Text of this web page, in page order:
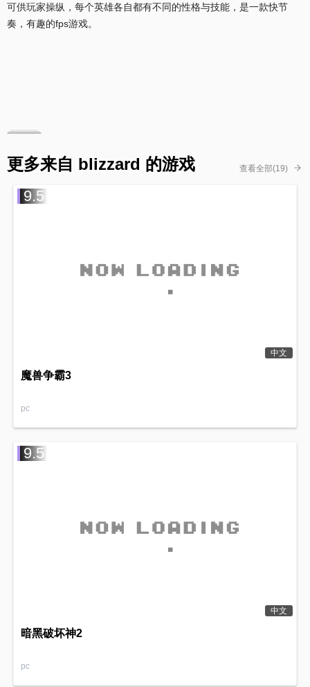
可供玩家操纵，每个英雄各自都有不同的性格与技能，是一款快节
奏，有趣的fps游戏。
更多来自 blizzard 的游戏 查看全部(19)
9.5
中文
魔兽争霸3
pc
9.5
中文
暗黑破坏神2
pc